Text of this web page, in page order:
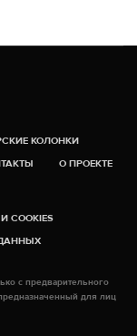
КОЛОНКИ
О ПРОЕКТЕ
с предварительного
для лиц